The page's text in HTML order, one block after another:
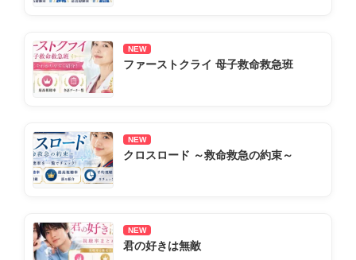
NEW
ファーストクライ 母子救命救急班
NEW
クロスロード ～救命救急の約束～
NEW
君の好きは無敵